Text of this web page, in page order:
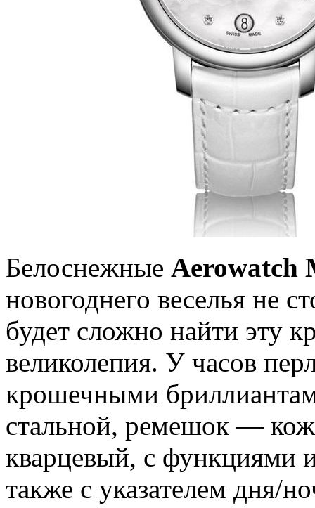
Белоснежные Aerowatch
новогоднего веселья не
будет сложно найти эту
великолепия. У часов
крошечными
стальной, ремешок —
кварцевый, с функциями
также с указателем дня/